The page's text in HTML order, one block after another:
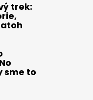
trek:
sme to